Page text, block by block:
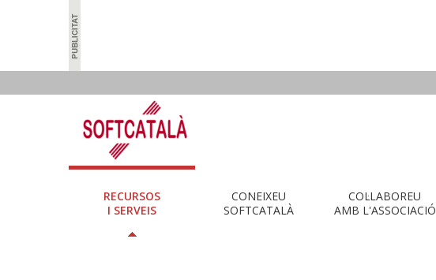
RECURSOS
I SERVEIS
CONEIXEU
SOFTCATALÀ
COL·LABOREU
AMB L'ASSOCIACIÓ